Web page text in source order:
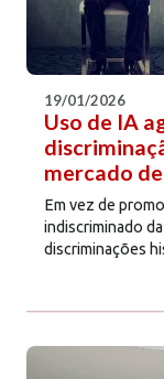
19/01/2026
Uso de IA
mercado
Em vez de
indiscriminado
discriminações